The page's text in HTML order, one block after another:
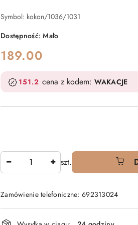
Symbol: kokon/1036/1031
Dostępność:Mało
cena:
189.00
151.2 cena z kodem: WAKACJE
szt.
Zamówienie telefoniczne: 692313024
Dostępność